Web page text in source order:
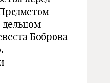
дельцом
Боброва